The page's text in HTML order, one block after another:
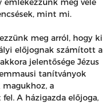
emlékezzünk meg vele
mint mi.
meg arról, hogy ki
előjognak számított a
jelentősége Jézus
tanítványok
a
A házigazda előjoga,